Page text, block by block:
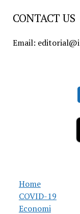
CONTACT US
Email:
Home
COVID-19
Economi